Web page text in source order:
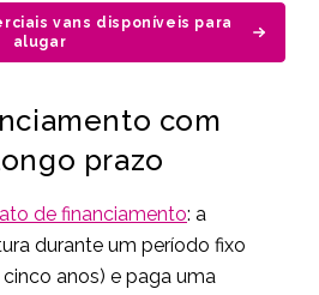
vans disponíveis para
alugar
com
prazo
de financiamento: a
durante um período fixo
anos) e paga uma